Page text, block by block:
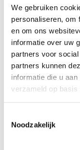
We gebruiken
personaliseren, om
en om ons
informatie over uw
partners voor
partners kunnen
informatie die u
verzameld op
Noodzakelijk
Febelcare Aero
Kit kinderen
Febelcare Aero
een
compressor
vernevelaar-
Meer info